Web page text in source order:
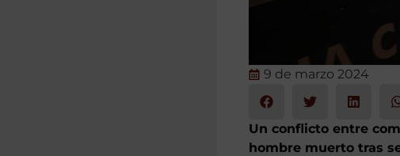
9 de marzo 2024
Un conflicto entre
hombre muerto tras